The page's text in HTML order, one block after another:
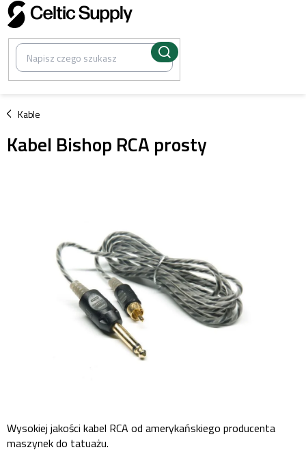
Przejść
do
treści
Kable
/
Kabel Bishop RCA prosty
Wysokiej jakości kabel RCA od amerykańskiego producenta
maszynek do tatuażu.